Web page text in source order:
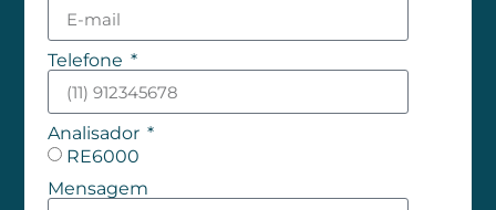
Telefone
Analisador
RE6000
Mensagem